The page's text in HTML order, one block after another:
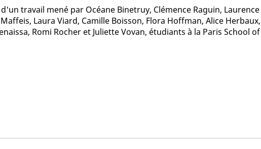
travail mené par Océane Binetruy, Clémence Raguin, Laurence
Laura Viard, Camille Boisson, Flora Hoffman, Alice Herbaux,
Romi Rocher et Juliette Vovan, étudiants à la Paris School of